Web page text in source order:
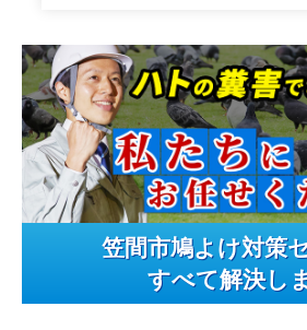
笠間市鳩よけ対策
すべて解決し